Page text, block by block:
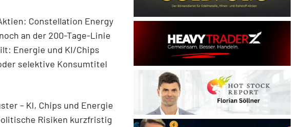
Constellation Energy
an der 200-Tage-Linie
Energie und KI/Chips
selektive Konsumtitel
– KI, Chips und Energie
Risiken kurzfristig